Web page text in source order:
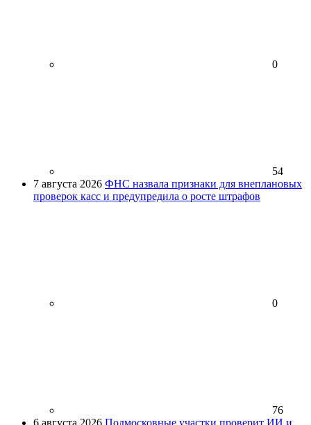
0
54
7 августа 2026 ФНС назвала признаки для внеплановых
проверок касс и предупредила о росте штрафов
0
76
6 августа 2026 Подмосковные участки проверит ИИ и